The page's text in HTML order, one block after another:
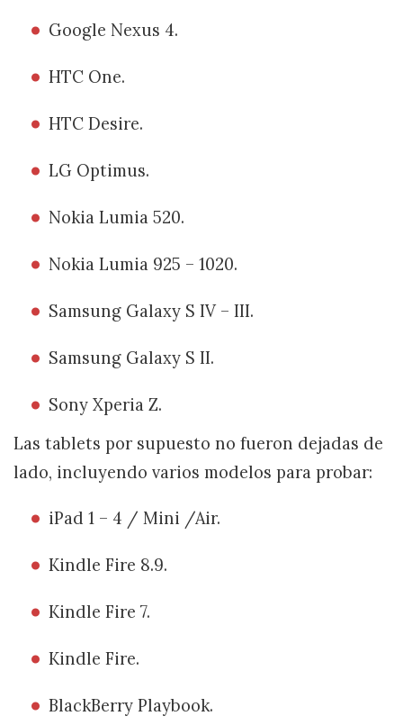
Google Nexus 4.
HTC One.
HTC Desire.
LG Optimus.
Nokia Lumia 520.
Nokia Lumia 925 – 1020.
Samsung Galaxy S IV – III.
Samsung Galaxy S II.
Sony Xperia Z.
Las tablets por supuesto no fueron dejadas de
lado, incluyendo varios modelos para probar:
iPad 1 – 4 / Mini /Air.
Kindle Fire 8.9.
Kindle Fire 7.
Kindle Fire.
BlackBerry Playbook.